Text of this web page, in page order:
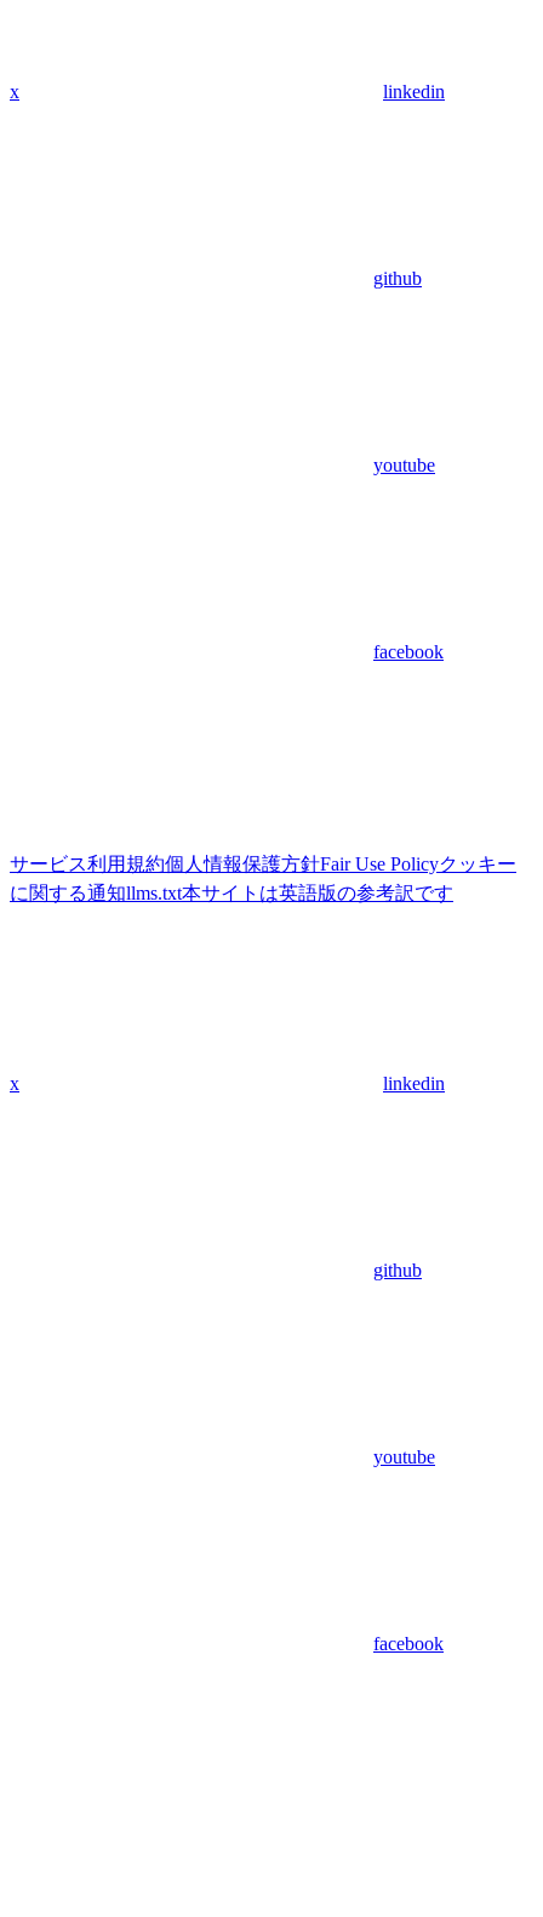
x linkedin
github
youtube
facebook
サービス利用規約個人情報保護方針Fair Use Policyクッキー
に関する通知llms.txt本サイトは英語版の参考訳です
x linkedin
github
youtube
facebook